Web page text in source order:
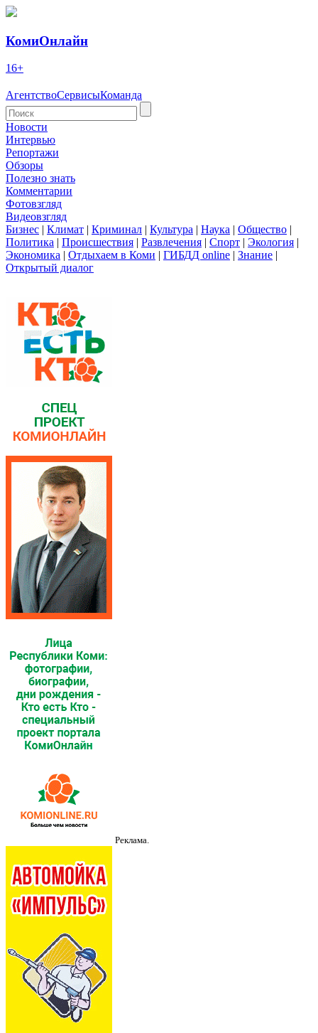
КомиОнлайн
16+
АгентствоСервисыКоманда
Новости
Интервью
Репортажи
Обзоры
Полезно знать
Комментарии
Фотовзгляд
Видеовзгляд
Бизнес | Климат | Криминал | Культура | Наука | Общество |
Политика | Происшествия | Развлечения | Спорт | Экология |
Экономика | Отдыхаем в Коми | ГИБДД online | Знание |
Открытый диалог
Реклама.